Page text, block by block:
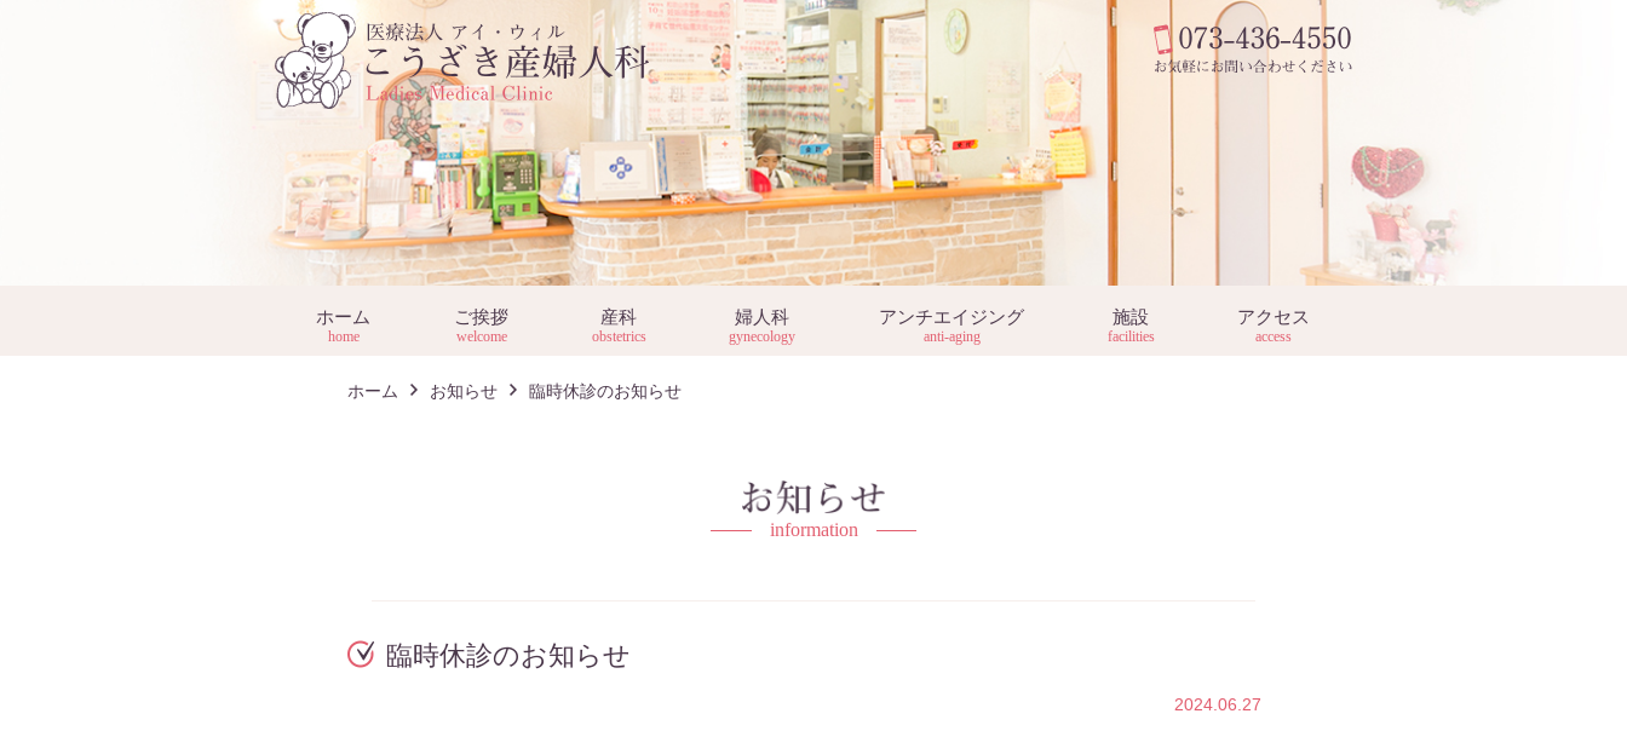
ホーム
home
ご挨拶
welcome
産科
obstetrics
婦人科
gynecology
アンチエイジング
anti-aging
施設
facilities
アクセス
access
ホーム お知らせ 臨時休診のお知らせ
information
臨時休診のお知らせ
2024.06.27